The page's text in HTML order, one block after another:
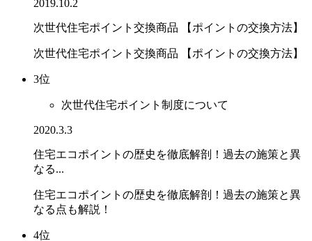
2019.10.2
次世代住宅ポイント交換商品 【ポイントの交換方法】
次世代住宅ポイント交換商品 【ポイントの交換方法】
3位
次世代住宅ポイント制度について
2020.3.3
住宅エコポイントの歴史を徹底解剖！過去の施策と異
なる...
住宅エコポイントの歴史を徹底解剖！過去の施策と異
なる点も解説！
4位